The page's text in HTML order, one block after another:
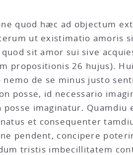
quod hæc ad objectum
ut existimatio amoris
sit amor sui sive
propositionis 26 hujus).
de se minus justo
posse, id necessario
imaginatur.
et consequenter
pendent, concipere
tristis imbecillitatem